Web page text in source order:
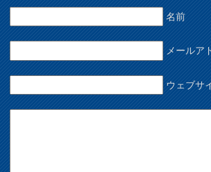
名前
メールア
ウェブサ